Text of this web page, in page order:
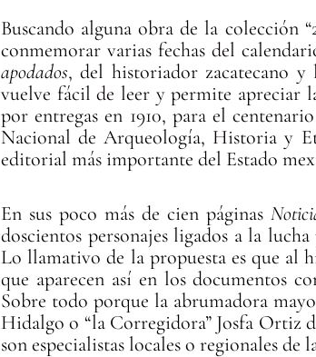
Buscando alguna obra de la colección
conmemorar varias fechas del
apodados, del historiador zacatecano
vuelve fácil de leer y permite apreciar
por entregas en 1910, para el
Nacional de Arqueología, Historia y
editorial más importante del Estado
En sus poco más de cien páginas
doscientos personajes ligados a la
Lo llamativo de la propuesta es que al
que aparecen así en los documentos
Sobre todo porque la abrumadora
Hidalgo o “la Corregidora” Josfa Ortiz
son especialistas locales o regionales de